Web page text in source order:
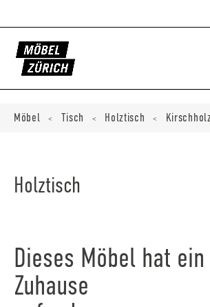
Möbel < Tisch < Holztisch <
Holztisch
Dieses Möbel hat
Zuhause